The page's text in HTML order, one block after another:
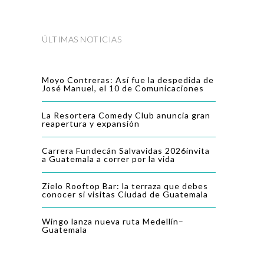
ÚLTIMAS NOTICIAS
Moyo Contreras: Así fue la despedida de
José Manuel, el 10 de Comunicaciones
La Resortera Comedy Club anuncia gran
reapertura y expansión
Carrera Fundecán Salvavidas 2026invita
a Guatemala a correr por la vida
Zielo Rooftop Bar: la terraza que debes
conocer si visitas Ciudad de Guatemala
Wingo lanza nueva ruta Medellín–
Guatemala